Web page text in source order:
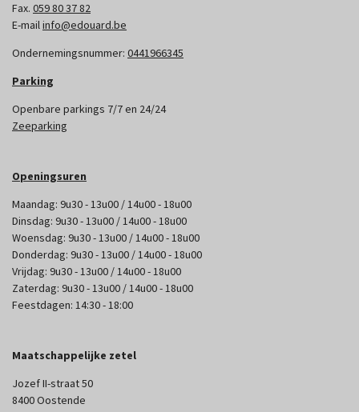
Fax. 059 80 37 82
E-mailinfo@edouard.be
Ondernemingsnummer: 0441966345
Parking
Openbare parkings 7/7 en 24/24
Zeeparking
Openingsuren
Maandag: 9u30 - 13u00 / 14u00 - 18u00
Dinsdag: 9u30 - 13u00 / 14u00 - 18u00
Woensdag: 9u30 - 13u00 / 14u00 - 18u00
Donderdag: 9u30 - 13u00 / 14u00 - 18u00
Vrijdag: 9u30 - 13u00 / 14u00 - 18u00
Zaterdag: 9u30 - 13u00 / 14u00 - 18u00
Feestdagen: 14:30 - 18:00
Maatschappelijke zetel
Jozef II-straat 50
8400 Oostende